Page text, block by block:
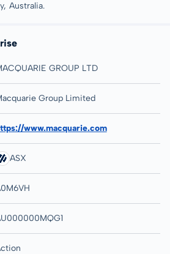
Australia.
GROUP LTD
Group Limited
www.macquarie.com
ASX